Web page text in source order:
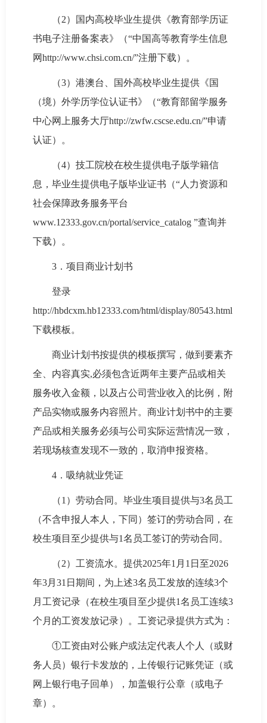
（2）国内高校毕业生提供《教育部学历证
书电子注册备案表》（“中国高等教育学生信息
网http://www.chsi.com.cn/”注册下载）。
（3）港澳台、国外高校毕业生提供《国
（境）外学历学位认证书》（“教育部留学服务
中心网上服务大厅http://zwfw.cscse.edu.cn/”申请
认证）。
（4）技工院校在校生提供电子版学籍信
息，毕业生提供电子版毕业证书（“人力资源和
社会保障政务服务平台
www.12333.gov.cn/portal/service_catalog ”查询并
下载）。
3．项目商业计划书
登录
http://hbdcxm.hb12333.com/html/display/80543.html
下载模板。
商业计划书按提供的模板撰写，做到要素齐
全、内容真实,必须包含近两年主要产品或相关
服务收入金额，以及占公司营业收入的比例，附
产品实物或服务内容照片。商业计划书中的主要
产品或相关服务必须与公司实际运营情况一致，
若现场核查发现不一致的，取消申报资格。
4．吸纳就业凭证
（1）劳动合同。毕业生项目提供与3名员工
（不含申报人本人，下同）签订的劳动合同，在
校生项目至少提供与1名员工签订的劳动合同。
（2）工资流水。提供2025年1月1日至2026
年3月31日期间，为上述3名员工发放的连续3个
月工资记录（在校生项目至少提供1名员工连续3
个月的工资发放记录）。工资记录提供方式为：
①工资由对公账户或法定代表人个人（或财
务人员）银行卡发放的，上传银行记账凭证（或
网上银行电子回单），加盖银行公章（或电子
章）。